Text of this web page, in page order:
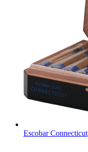
Escobar Connecticut